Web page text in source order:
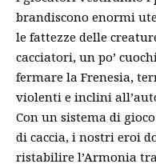
brandiscono enormi
le fattezze delle
cacciatori, un po’
fermare la Frenesia,
violenti e inclini
Con un sistema di
di caccia, i nostri eroi
ristabilire l’Armonia